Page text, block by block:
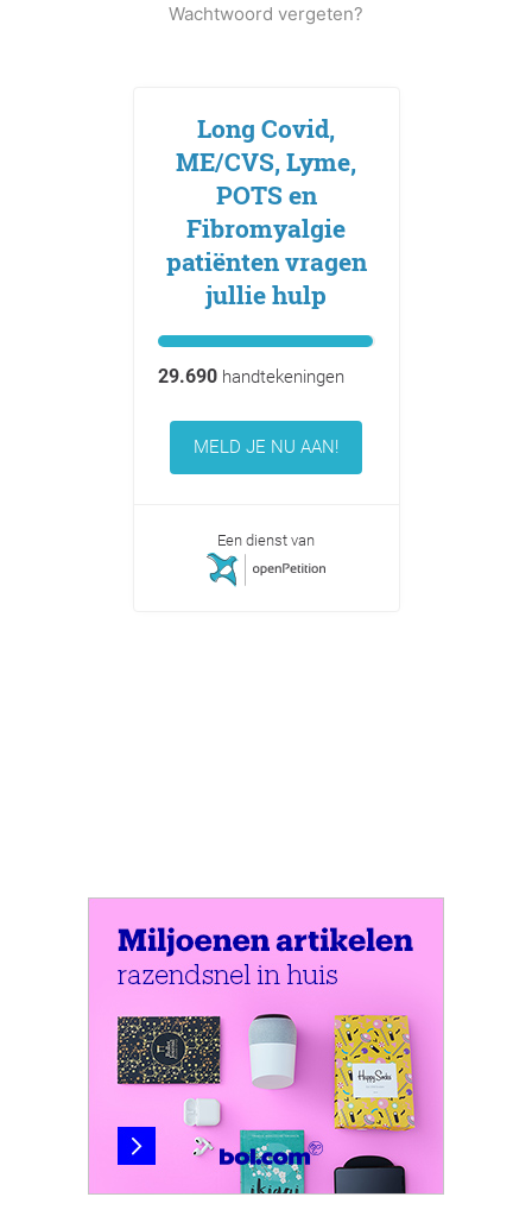
Wachtwoord vergeten?
Long Covid,
ME/CVS, Lyme,
POTS en
Fibromyalgie
patiënten vragen
jullie hulp
29.690handtekeningen
MELD JE NU AAN!
Een dienst van